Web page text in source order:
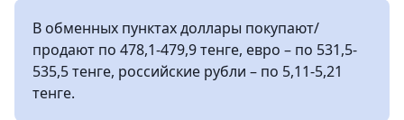
В обменных пунктах доллары покупают/
продают по 478,1-479,9 тенге, евро – по 531,5-
535,5 тенге, российские рубли – по 5,11-5,21
тенге.